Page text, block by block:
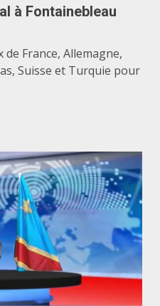
à Fontainebleau
de France, Allemagne,
Suisse et Turquie pour